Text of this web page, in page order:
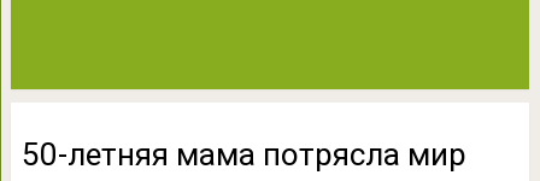
50-летняя мама потрясла мир